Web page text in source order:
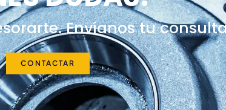
Envíanos tu
CONTACTAR